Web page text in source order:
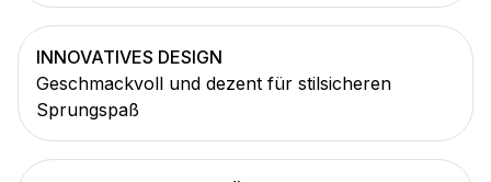
INNOVATIVES DESIGN
Geschmackvoll und dezent für stilsicheren
Sprungspaß